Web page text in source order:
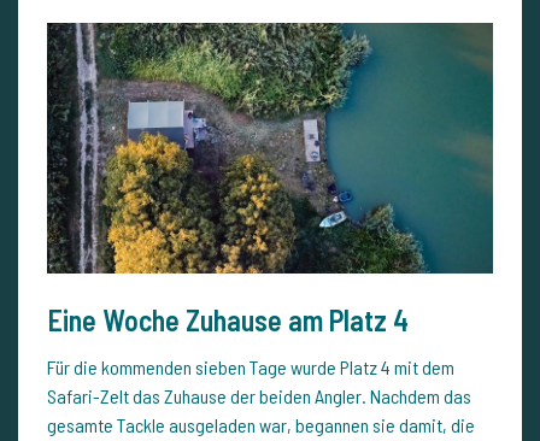
Eine Woche Zuhause am Platz 4
Für die kommenden sieben Tage wurde Platz 4 mit dem
Safari-Zelt das Zuhause der beiden Angler. Nachdem das
gesamte Tackle ausgeladen war, begannen sie damit, die